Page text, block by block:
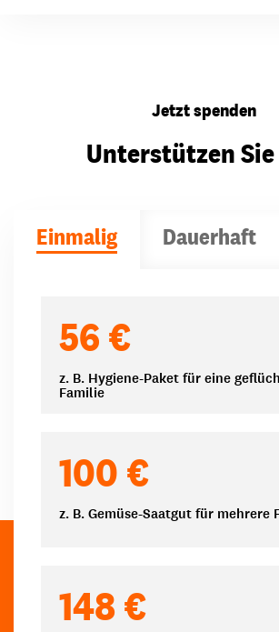
Jetzt spenden
Unterstützen
Einmalig Dauerhaft
56 €
z. B. Hygiene-Paket für eine
Familie
100 €
z. B. Gemüse-Saatgut für mehrere
148 €